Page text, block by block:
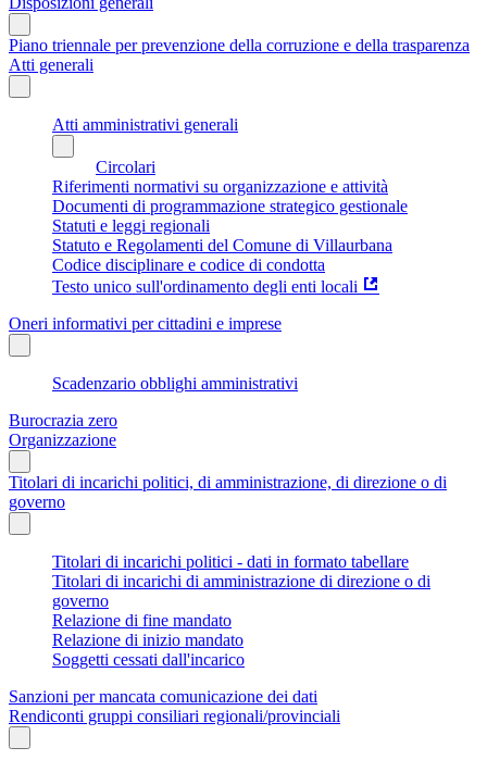
Piano triennale per prevenzione della corruzione e della trasparenza
Atti generali
Atti amministrativi generali
Circolari
Riferimenti normativi su organizzazione e attività
Documenti di programmazione strategico gestionale
Statuti e leggi regionali
Statuto e Regolamenti del Comune di Villaurbana
Codice disciplinare e codice di condotta
Testo unico sull'ordinamento degli enti locali
Oneri informativi per cittadini e imprese
Scadenzario obblighi amministrativi
Burocrazia zero
Organizzazione
Titolari di incarichi politici, di amministrazione, di direzione o di
governo
Titolari di incarichi politici - dati in formato tabellare
Titolari di incarichi di amministrazione di direzione o di
governo
Relazione di fine mandato
Relazione di inizio mandato
Soggetti cessati dall'incarico
Sanzioni per mancata comunicazione dei dati
Rendiconti gruppi consiliari regionali/provinciali